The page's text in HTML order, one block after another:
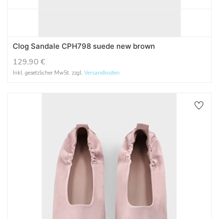
Clog Sandale CPH798 suede new brown
129,90 €
Inkl. gesetzlicher MwSt. zzgl. Versandkosten